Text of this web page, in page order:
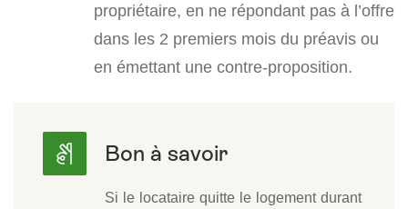
propriétaire, en ne répondant pas à l’offre
dans les 2 premiers mois du préavis ou
en émettant une contre-proposition.
Si le locataire quitte le logement durant